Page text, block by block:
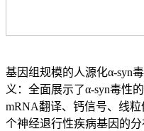
基因组规模的人源化α-syn
义：全面展示了α-syn毒性
mRNA翻译、钙信号、线
个神经退行性疾病基因的分